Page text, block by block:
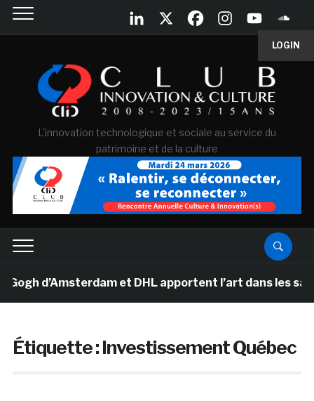
LOGIN
L'innovation technologique et sociale au service du
patrimoine et de la culture
d’Amsterdam et DHL apportent l’art dans les salles
Étiquette :Investissement Québec